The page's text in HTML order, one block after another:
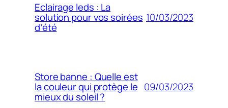
Eclairage leds : La
solution pour vos soirées
d’été
10/03/2023
Store banne : Quelle est
la couleur qui protège le
mieux du soleil ?
09/03/2023